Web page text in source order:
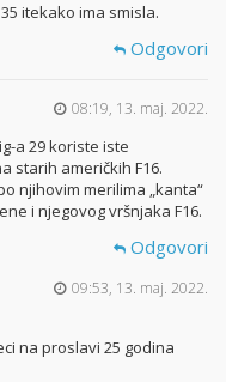
itekako ima smisla.
Odgovori
08:19, 13. maj. 2022.
a 29 koriste iste
starih američkih F16.
njihovim merilima „kanta“
i njegovog vršnjaka F16.
Odgovori
09:53, 13. maj. 2022.
na proslavi 25 godina